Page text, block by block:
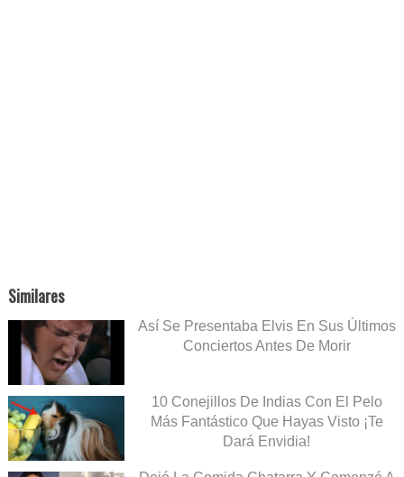
Similares
Así Se Presentaba Elvis En Sus Últimos
Conciertos Antes De Morir
10 Conejillos De Indias Con El Pelo
Más Fantástico Que Hayas Visto ¡Te
Dará Envidia!